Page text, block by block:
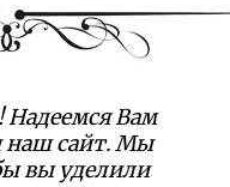
Надеемся Вам
наш сайт. Мы
вы уделили